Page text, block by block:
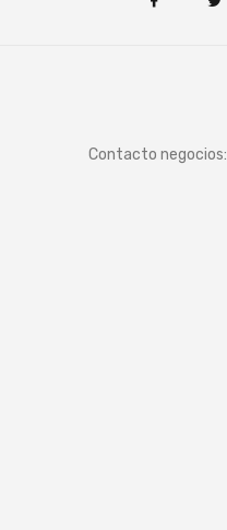
Contacto negocios: